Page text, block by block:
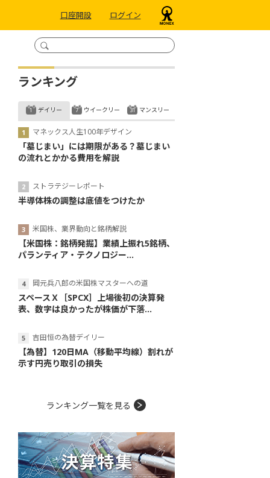
口座開設 ログイン
ランキング
デイリー
マネックス人生100年デザイン
「墓じまい」には期限がある？墓じまい
の流れとかかる費用を解説
ストラテジーレポート
半導体株の調整は底値をつけたか
米国株、業界動向と銘柄解説
【米国株：銘柄発掘】業績上振れ5銘柄、
パランティア・テクノロジー...
岡元兵八郎の米国株マスターへの道
スペースＸ［SPCX］上場後初の決算発
表、数字は良かったが株価が下落...
吉田恒の為替デイリー
【為替】120日MA（移動平均線）割れが
示す円売り取引の損失
ウイークリー マンスリー
ランキング一覧を見る